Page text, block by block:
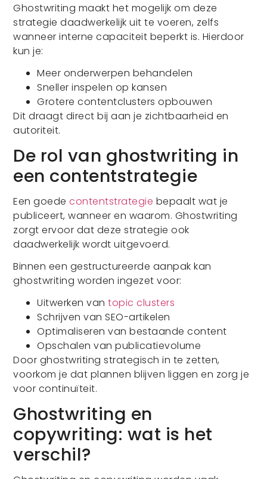
Ghostwriting maakt het mogelijk om deze
strategie daadwerkelijk uit te voeren, zelfs
wanneer interne capaciteit beperkt is. Hierdoor
kun je:
Meer onderwerpen behandelen
Sneller inspelen op kansen
Grotere contentclusters opbouwen
Dit draagt direct bij aan je zichtbaarheid en
autoriteit.
De rol van ghostwriting in
een contentstrategie
Een goedecontentstrategie bepaalt wat je
publiceert, wanneer en waarom. Ghostwriting
zorgt ervoor dat deze strategie ook
daadwerkelijk wordt uitgevoerd.
Binnen een gestructureerde aanpak kan
ghostwriting worden ingezet voor:
Uitwerken vantopic clusters
Schrijven van SEO-artikelen
Optimaliseren van bestaande content
Opschalen van publicatievolume
Door ghostwriting strategisch in te zetten,
voorkom je dat plannen blijven liggen en zorg je
voor continuïteit.
Ghostwriting en
copywriting: wat is het
verschil?